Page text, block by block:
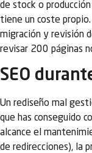
de stock o
tiene un coste
migración y revisión
revisar 200 páginas
SEO
Un rediseño mal
que has conseguido
alcance el
de redirecciones), la